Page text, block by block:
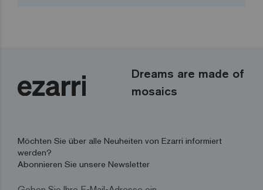
Dreams are made of
mosaics
Möchten Sie über alle Neuheiten von Ezarri informiert
werden?
Abonnieren Sie unsere Newsletter